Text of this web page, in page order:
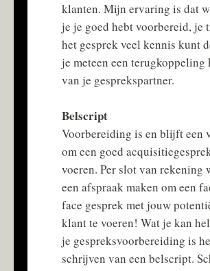
klanten. Mijn ervaring is dat
je je goed hebt voorbereid, je
het gesprek veel kennis kunt
je meteen een
van je gesprekspartner.
Belscript
Voorbereiding is en blijft een
om een goed
voeren. Per slot van rekening
een afspraak maken om een
face gesprek met jouw
klant te voeren! Wat je kan
je gespreksvoorbereiding is
schrijven van een belscript.